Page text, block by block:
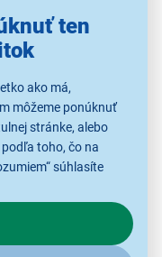
ten
ako má,
môžeme ponúknuť
stránke, alebo
toho, čo na
súhlasíte
reklám.
nás s cookies a
sú založené na